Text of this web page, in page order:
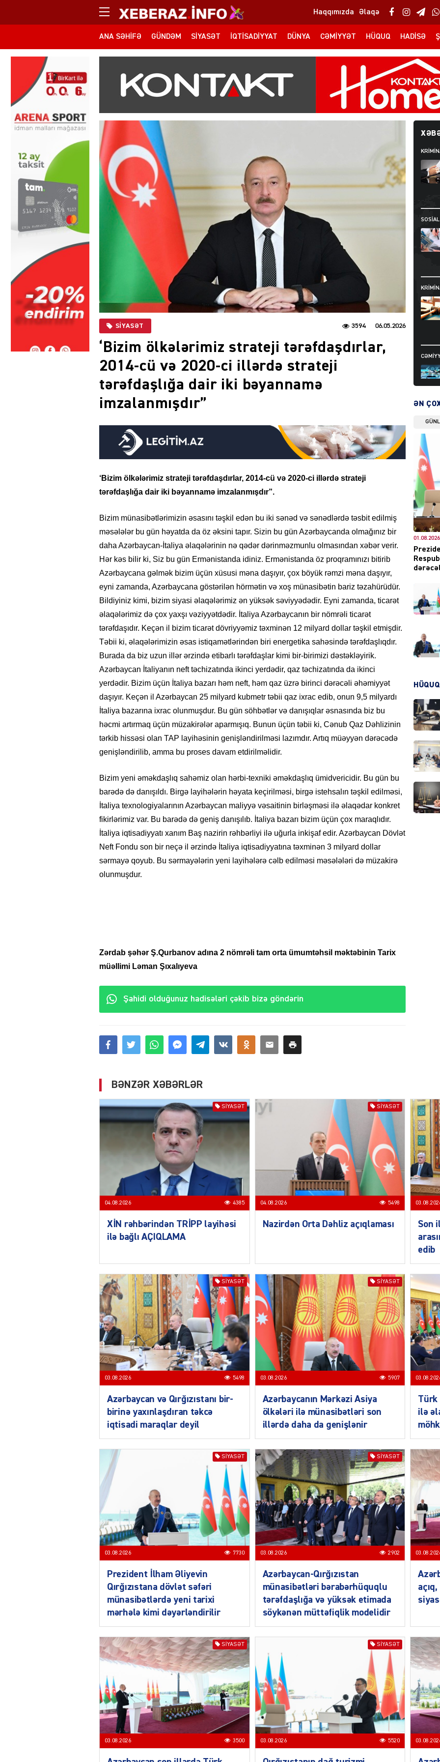
Haqqımızda Əlaqə
ANA SƏHIFƏ GÜNDƏM SIYASƏT İQTISADIYYAT DÜNYA CƏMIYYƏT HÜQUQ HADISƏ
SIYASƏT 06.05.2026
3594
‘Bizim ölkələrimiz strateji tərəfdaşdırlar,
2014-cü və 2020-ci illərdə strateji
tərəfdaşlığa dair iki bəyannamə
imzalanmışdır”
‘Bizim ölkələrimiz strateji tərəfdaşdırlar, 2014-cü və 2020-ci illərdə strateji
tərəfdaşlığa dair iki bəyannamə imzalanmışdır”.
Bizim münasibətlərimizin əsasını təşkil edən bu iki sənəd və sənədlərdə təsbit edilmiş
məsələlər bu gün həyatda da öz əksini tapır. Sizin bu gün Azərbaycanda olmağınız bir
daha Azərbaycan-İtaliya əlaqələrinin nə qədər dərinməzmunlu olmasından xəbər verir.
Hər kəs bilir ki, Siz bu gün Ermənistanda idiniz. Ermənistanda öz proqramınızı bitirib
Azərbaycana gəlmək bizim üçün xüsusi məna daşıyır, çox böyük rəmzi məna daşıyır,
eyni zamanda, Azərbaycana göstərilən hörmətin və xoş münasibətin bariz təzahürüdür.
Bildiyiniz kimi, bizim siyasi əlaqələrimiz ən yüksək səviyyədədir. Eyni zamanda, ticarət
əlaqələrimiz də çox yaxşı vəziyyətdədir. İtaliya Azərbaycanın bir nömrəli ticarət
tərəfdaşıdır. Keçən il bizim ticarət dövriyyəmiz təxminən 12 milyard dollar təşkil etmişdir.
Təbii ki, əlaqələrimizin əsas istiqamətlərindən biri energetika sahəsində tərəfdaşlıqdır.
Burada da biz uzun illər ərzində etibarlı tərəfdaşlar kimi bir-birimizi dəstəkləyirik.
Azərbaycan İtaliyanın neft təchizatında ikinci yerdədir, qaz təchizatında da ikinci
yerdədir. Bizim üçün İtaliya bazarı həm neft, həm qaz üzrə birinci dərəcəli əhəmiyyət
daşıyır. Keçən il Azərbaycan 25 milyard kubmetr təbii qaz ixrac edib, onun 9,5 milyardı
İtaliya bazarına ixrac olunmuşdur. Bu gün söhbətlər və danışıqlar əsnasında biz bu
həcmi artırmaq üçün müzakirələr aparmışıq. Bunun üçün təbii ki, Cənub Qaz Dəhlizinin
tərkib hissəsi olan TAP layihəsinin genişləndirilməsi lazımdır. Artıq müəyyən dərəcədə
genişləndirilib, amma bu proses davam etdirilməlidir.
Bizim yeni əməkdaşlıq sahəmiz olan hərbi-texniki əməkdaşlıq ümidvericidir. Bu gün bu
barədə də danışıldı. Birgə layihələrin həyata keçirilməsi, birgə istehsalın təşkil edilməsi,
İtaliya texnologiyalarının Azərbaycan maliyyə vəsaitinin birləşməsi ilə əlaqədar konkret
fikirlərimiz var. Bu barədə də geniş danışılıb. İtaliya bazarı bizim üçün çox maraqlıdır.
İtaliya iqtisadiyyatı xanım Baş nazirin rəhbərliyi ilə uğurla inkişaf edir. Azərbaycan Dövlət
Neft Fondu son bir neçə il ərzində İtaliya iqtisadiyyatına təxminən 3 milyard dollar
sərmayə qoyub. Bu sərmayələrin yeni layihələrə cəlb edilməsi məsələləri də müzakirə
olunmuşdur.
Zərdab şəhər Ş.Qurbanov adına 2 nömrəli tam orta ümumtəhsil məktəbinin Tarix
müəllimi Ləman Şıxalıyeva
Şahidi olduğunuz hadisələri çəkib bizə göndərin
SOSIAL
DÜNYA
ŞOU-
ƏN
01.08.2026
HÜQUQ
BƏNZƏR XƏBƏRLƏR
SIYASƏT
04.08.2026 4385
XİN rəhbərindən TRİPP layihəsi
ilə bağlı AÇIQLAMA
SIYASƏT
04.08.2026 5498
Nazirdən Orta Dəhliz açıqlaması
Son
edib
SIYASƏT
03.08.2026 5498
Azərbaycan və Qırğızıstanı bir-
birinə yaxınlaşdıran təkcə
iqtisadi maraqlar deyil
SIYASƏT
03.08.2026 5907
Azərbaycanın Mərkəzi Asiya
ölkələri ilə münasibətləri son
illərdə daha da genişlənir
Türk
ilə
SIYASƏT
03.08.2026 7730
Prezident İlham Əliyevin
Qırğızıstana dövlət səfəri
münasibətlərdə yeni tarixi
mərhələ kimi dəyərləndirilir
SIYASƏT
03.08.2026 2902
Azərbaycan-Qırğızıstan
münasibətləri bərabərhüquqlu
tərəfdaşlığa və yüksək etimada
söykənən müttəfiqlik modelidir
SIYASƏT
03.08.2026 3500
SIYASƏT
03.08.2026 5520